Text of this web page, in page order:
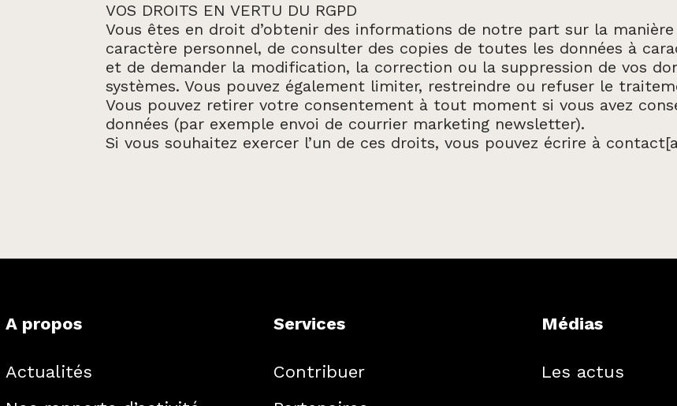
VOS DROITS EN VERTU DU RGPD
Vous êtes en droit d’obtenir des informations de notre part sur la
caractère personnel, de consulter des copies de toutes les données à
et de demander la modification, la correction ou la suppression de vos
systèmes. Vous pouvez également limiter, restreindre ou refuser le
Vous pouvez retirer votre consentement à tout moment si vous avez
données (par exemple envoi de courrier marketing newsletter).
Si vous souhaitez exercer l’un de ces droits, vous pouvez écrire à
A propos
Actualités
Services
Contribuer
Médias
Les actus